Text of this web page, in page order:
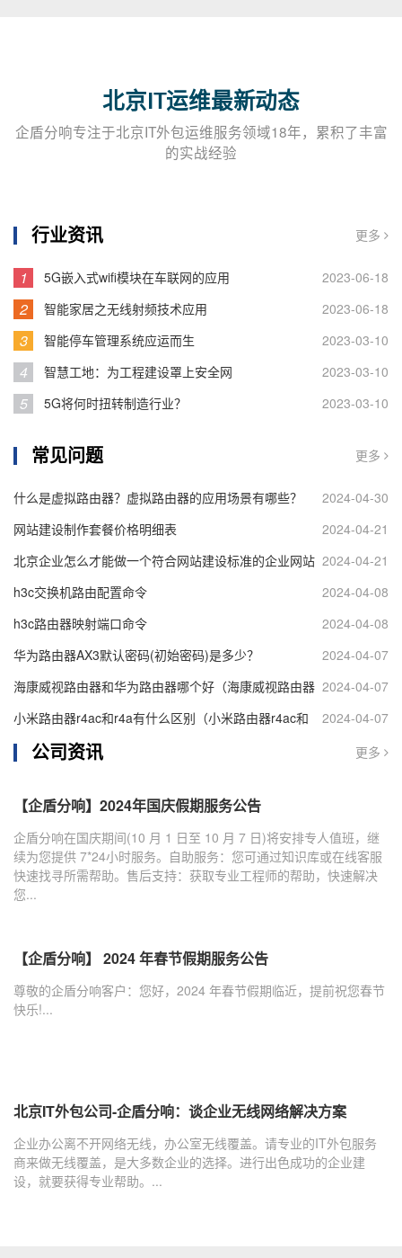
北京IT运维最新动态
企盾分响专注于北京IT外包运维服务领域18年，累积了丰富
的实战经验
更多
行业资讯
1 2023-06-18
5G嵌入式wifi模块在车联网的应用
2 2023-06-18
智能家居之无线射频技术应用
3 2023-03-10
智能停车管理系统应运而生
4 2023-03-10
智慧工地：为工程建设罩上安全网
5 2023-03-10
5G将何时扭转制造行业？
更多
常见问题
2024-04-30
什么是虚拟路由器？虚拟路由器的应用场景有哪些？
2024-04-21
网站建设制作套餐价格明细表
2024-04-21
北京企业怎么才能做一个符合网站建设标准的企业网站
2024-04-08
h3c交换机路由配置命令
2024-04-08
h3c路由器映射端口命令
2024-04-07
华为路由器AX3默认密码(初始密码)是多少？
2024-04-07
海康威视路由器和华为路由器哪个好（海康威视路由器
和华为路由器对比）
2024-04-07
小米路由器r4ac和r4a有什么区别（小米路由器r4ac和
r4a区别介绍）
更多
公司资讯
【企盾分响】2024年国庆假期服务公告
企盾分响在国庆期间(10 月 1 日至 10 月 7 日)将安排专人值班，继
续为您提供 7*24小时服务。自助服务：您可通过知识库或在线客服
快速找寻所需帮助。售后支持：获取专业工程师的帮助，快速解决
您...
【企盾分响】 2024 年春节假期服务公告
尊敬的企盾分响客户：您好，2024 年春节假期临近，提前祝您春节
快乐!...
北京IT外包公司-企盾分响：谈企业无线网络解决方案
企业办公离不开网络无线，办公室无线覆盖。请专业的IT外包服务
商来做无线覆盖，是大多数企业的选择。进行出色成功的企业建
设，就要获得专业帮助。...